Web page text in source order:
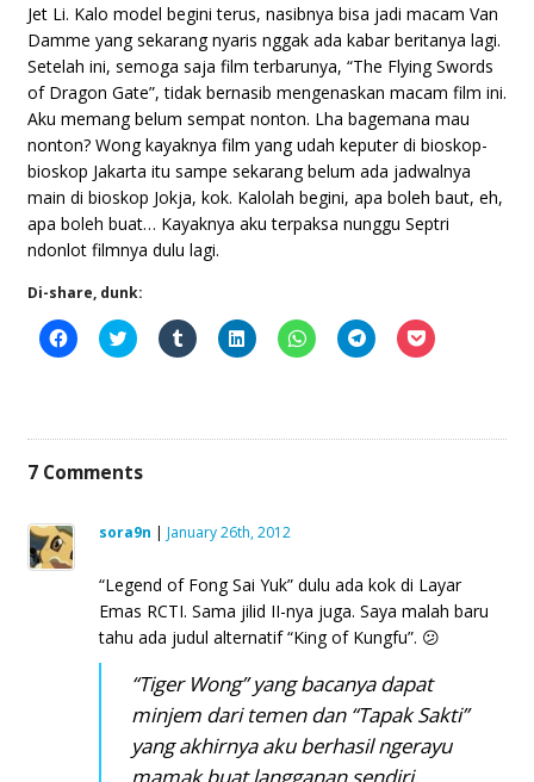
Jet Li. Kalo model begini terus, nasibnya bisa jadi macam Van
Damme yang sekarang nyaris nggak ada kabar beritanya lagi.
Setelah ini, semoga saja film terbarunya, “The Flying Swords
of Dragon Gate”, tidak bernasib mengenaskan macam film ini.
Aku memang belum sempat nonton. Lha bagemana mau
nonton? Wong kayaknya film yang udah keputer di bioskop-
bioskop Jakarta itu sampe sekarang belum ada jadwalnya
main di bioskop Jokja, kok. Kalolah begini, apa boleh baut, eh,
apa boleh buat… Kayaknya aku terpaksa nunggu Septri
ndonlot filmnya dulu lagi.
Di-share, dunk:
Click
to
new
Click
to
new
Click
to
new
Click
to
new
Click
to
new
Click
to
new
Click
to
new
7Comments
sora9n | January 26th, 2012
“Legend of Fong Sai Yuk” dulu ada kok di Layar
Emas RCTI. Sama jilid II-nya juga. Saya malah baru
tahu ada judul alternatif “King of Kungfu”. 😕
“Tiger Wong” yang bacanya dapat
minjem dari temen dan “Tapak Sakti”
yang akhirnya aku berhasil ngerayu
mamak buat langganan sendiri.